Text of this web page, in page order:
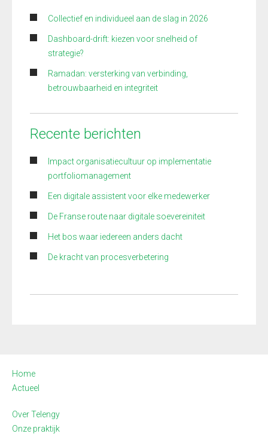
Collectief en individueel aan de slag in 2026
Dashboard-drift: kiezen voor snelheid of
strategie?
Ramadan: versterking van verbinding,
betrouwbaarheid en integriteit
Recente berichten
Impact organisatiecultuur op implementatie
portfoliomanagement
Een digitale assistent voor elke medewerker
De Franse route naar digitale soevereiniteit
Het bos waar iedereen anders dacht
De kracht van procesverbetering
Home
Actueel
Over Telengy
Onze praktijk